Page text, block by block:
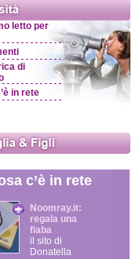
letto per
di
in rete
c’è in rete
Noomray.it:
regala una
fiaba
il sito di
Donatella